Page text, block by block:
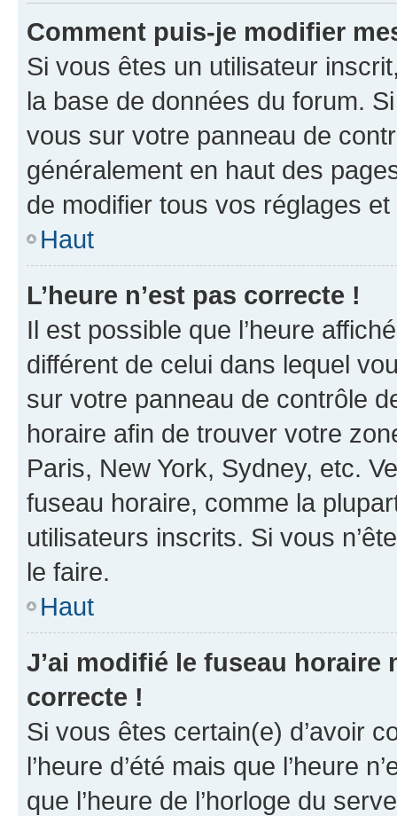
Comment puis-je modifier
Si vous êtes un utilisateur
la base de données du forum.
vous sur votre panneau de
généralement en haut des
de modifier tous vos réglages
Haut
L’heure n’est pas correcte !
Il est possible que l’heure
différent de celui dans lequel
sur votre panneau de contrôle
horaire afin de trouver votre
Paris, New York, Sydney, etc.
fuseau horaire, comme la
utilisateurs inscrits. Si vous
le faire.
Haut
J’ai modifié le fuseau horaire
correcte !
Si vous êtes certain(e) d’avoir
l’heure d’été mais que l’heure
que l’heure de l’horloge du